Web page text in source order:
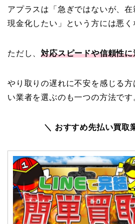
アプラスは「急ぎではないが、
現金化したい」という方には悪く
ただし、対応スピードや信頼性
やり取りの遅れに不安を感じる
い業者を選ぶのも一つの方法です
＼ おすすめ先払い買取